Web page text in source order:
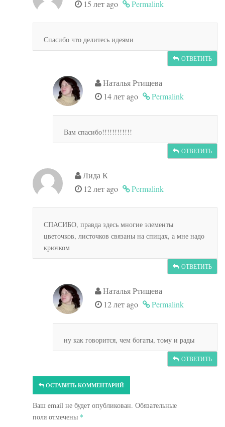
15 лет ago
Permalink
Спасибо что делитесь идеями
ОТВЕТИТЬ
Наталья Ртищева
14 лет ago
Permalink
Вам спасибо!!!!!!!!!!!!
ОТВЕТИТЬ
Лида К
12 лет ago
Permalink
СПАСИБО, правда здесь многие элементы
цветочков, листочков связаны на спицах, а мне надо
крючком
ОТВЕТИТЬ
Наталья Ртищева
12 лет ago
Permalink
ну как говорится, чем богаты, тому и рады
ОТВЕТИТЬ
ОСТАВИТЬ КОММЕНТАРИЙ
Ваш email не будет опубликован. Обязательные
поля отмечены *